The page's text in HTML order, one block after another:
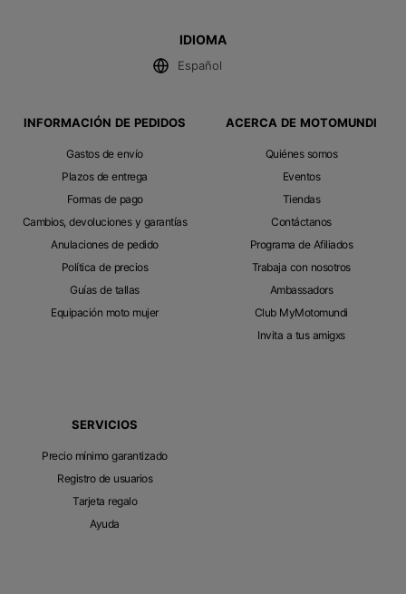
IDIOMA
INFORMACIÓN DE PEDIDOS
Gastos de envío
Plazos de entrega
Formas de pago
Cambios, devoluciones y garantías
Anulaciones de pedido
Política de precios
Guías de tallas
Equipación moto mujer
ACERCA DE MOTOMUNDI
Quiénes somos
Eventos
Tiendas
Contáctanos
Programa de Afiliados
Trabaja con nosotros
Ambassadors
Club MyMotomundi
Invita a tus amigxs
SERVICIOS
Precio mínimo garantizado
Registro de usuarios
Tarjeta regalo
Ayuda